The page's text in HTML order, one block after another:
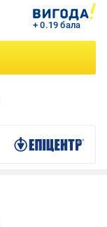
+ 0.19 бала